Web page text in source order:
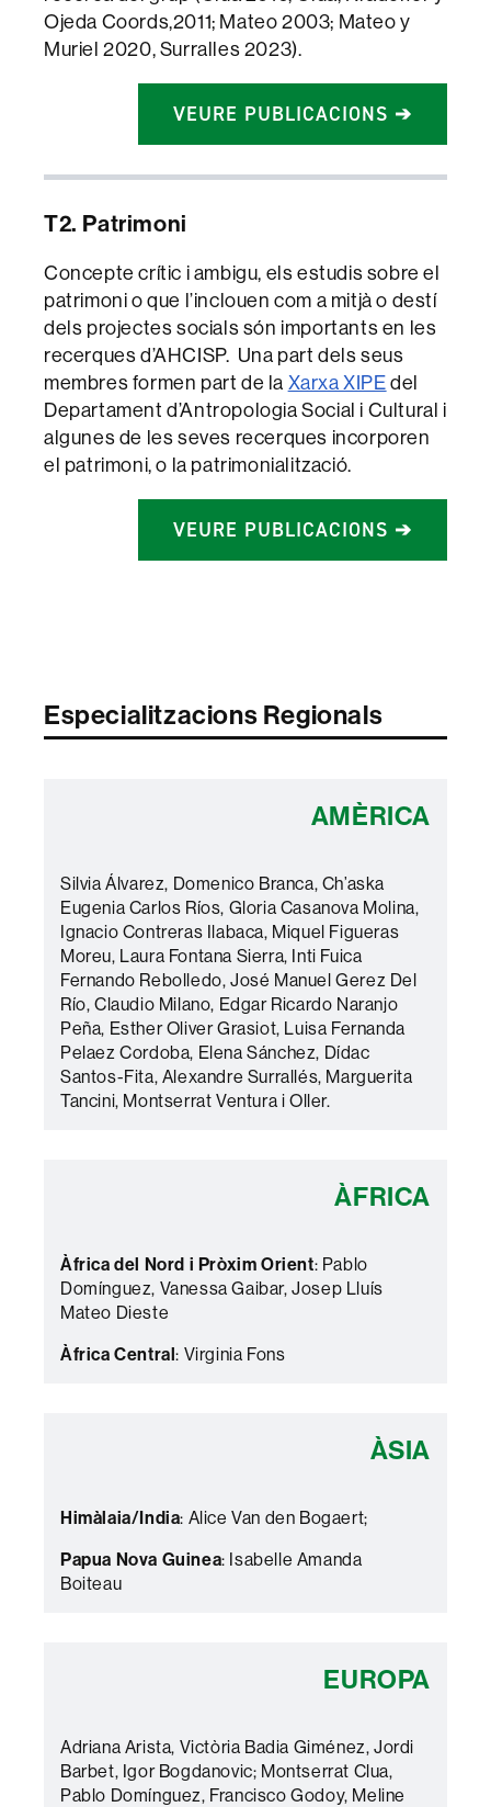
Ojeda Coords,2011; Mateo 2003; Mateo y
Muriel 2020, Surralles 2023).
VEURE PUBLICACIONS ➔
T2. Patrimoni
Concepte crític i ambigu, els estudis sobre el
patrimoni o que l’inclouen com a mitjà o destí
dels projectes socials són importants en les
recerques d’AHCISP. Una part dels seus
membres formen part de la Xarxa XIPE del
Departament d’Antropologia Social i Cultural i
algunes de les seves recerques incorporen
el patrimoni, o la patrimonialització.
VEURE PUBLICACIONS ➔
Especialitzacions Regionals
AMÈRICA
Silvia Álvarez, Domenico Branca, Ch’aska
Eugenia Carlos Ríos, Gloria Casanova Molina,
Ignacio Contreras Ilabaca, Miquel Figueras
Moreu, Laura Fontana Sierra, Inti Fuica
Fernando Rebolledo, José Manuel Gerez Del
Río, Claudio Milano, Edgar Ricardo Naranjo
Peña, Esther Oliver Grasiot, Luisa Fernanda
Pelaez Cordoba, Elena Sánchez, Dídac
Santos-Fita, Alexandre Surrallés, Marguerita
Tancini, Montserrat Ventura i Oller.
ÀFRICA
Àfrica del Nord i Pròxim Orient: Pablo
Domínguez, Vanessa Gaibar, Josep Lluís
Mateo Dieste
Àfrica Central: Virginia Fons
ÀSIA
Himàlaia/India: Alice Van den Bogaert;
Papua Nova Guinea: Isabelle Amanda
Boiteau
EUROPA
Adriana Arista, Victòria Badia Giménez, Jordi
Barbet, Igor Bogdanovic; Montserrat Clua,
Pablo Domínguez, Francisco Godoy, Meline